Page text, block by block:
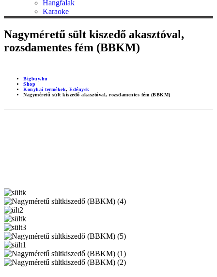
Hangfalak
Karaoke
Nagyméretű sült kiszedő akasztóval,
rozsdamentes fém (BBKM)
Bigbuy.hu
Shop
Konyhai termékek, Edények
Nagyméretű sült kiszedő akasztóval, rozsdamentes fém (BBKM)